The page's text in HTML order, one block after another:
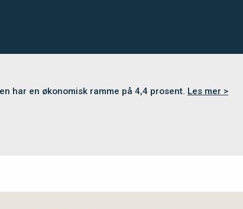
har en økonomisk ramme på 4,4 prosent. Les mer >